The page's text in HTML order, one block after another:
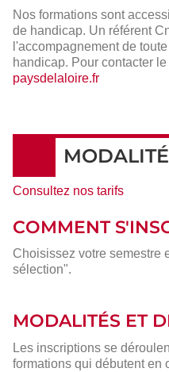
Nos formations sont
de handicap. Un référent
l'accompagnement de
handicap. Pour contacter le
paysdelaloire.fr
Consultez nos tarifs
COMMENT
Choisissez votre semestre
sélection".
MODALITÉS ET
Les inscriptions se
formations qui débutent en